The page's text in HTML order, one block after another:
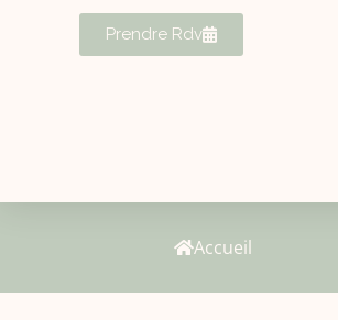
Prendre Rdv
Accueil